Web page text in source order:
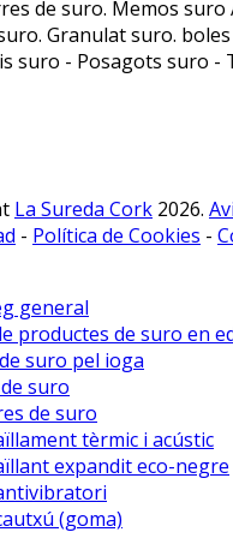
de suro. Memos suro
Granulat suro.
suro - Posagots suro -
La Sureda Cork 2026.
- Política de Cookies -
general
productes de suro en
suro pel ioga
suro
de suro
tèrmic i acústic
expandit eco-negre
(goma)